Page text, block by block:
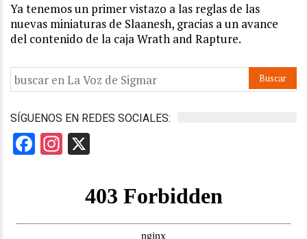
Ya tenemos un primer vistazo a las reglas de las
nuevas miniaturas de Slaanesh, gracias a un avance
del contenido de la caja Wrath and Rapture.
SÍGUENOS EN REDES SOCIALES:
Facebook
Instagram